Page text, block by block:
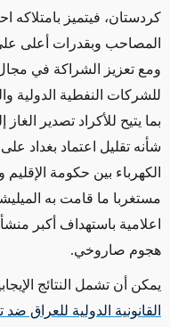
كردستان، فيتميز بامتلاكه
المصاحب وبقدرات أعلى على
ومع تعزيز الشراكة في مجال
للشركات النفطية الدولية
بما يتيح للأكراد تصدير
شأنه تقليل اعتماد بغداد
الكهرباء بين حكومة
مستغربا ما قامت به
اعلامية باستهداف أكبر
هجوم صاروخي.
يمكن أن تشمل النتائج
القانونية الدولية للعراق ضد